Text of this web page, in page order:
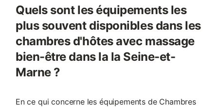
Quels sont les équipements les
plus souvent disponibles dans les
chambres d'hôtes avec massage
bien-être dans la la Seine-et-
Marne ?
En ce qui concerne les équipements de Chambres